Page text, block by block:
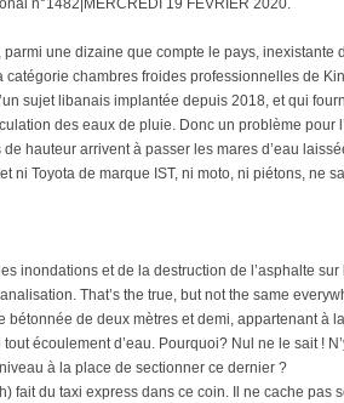
n°1482|MERCREDI 19 FEVRIER 2020.
une dizaine que compte le pays, inexistante
chambres froides professionnelles de
sujet libanais implantée depuis 2018, et qui
des eaux de pluie. Donc un problème pour
hauteur arrivent à passer les mares d’eau
Toyota de marque IST, ni moto, ni piétons, ne
inondations et de la destruction de l’asphalte sur
That’s the true, but not the same
de deux mètres et demi, appartenant à
écoulement d’eau. Pourquoi? Nul ne le sait !
à la place de sectionner ce dernier ?
fait du taxi express dans ce coin. Il ne cache pas